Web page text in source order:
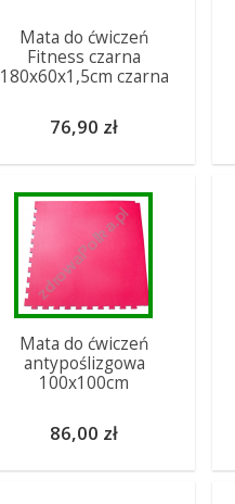
Mata do ćwiczeń
Fitness czarna
180x60x1,5cm czarna
76,90 zł
Mata do ćwiczeń
antypoślizgowa
100x100cm
86,00 zł